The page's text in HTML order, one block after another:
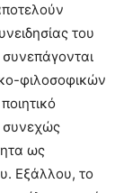
του
συνεπάγονται
φιλοσοφικών
συνεχώς
ως
Εξάλλου, το